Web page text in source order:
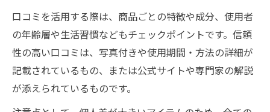
口コミを活用する際は、商品ごとの特徴や成分、使用者
の年齢層や生活習慣などもチェックポイントです。信頼
性の高い口コミは、写真付きや使用期間・方法の詳細が
記載されているもの、または公式サイトや専門家の解説
が添えられているものです。